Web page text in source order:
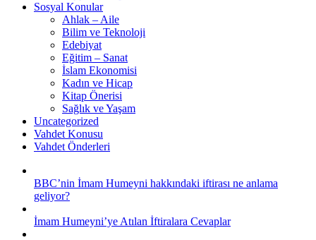
Sosyal Konular
Ahlak – Aile
Bilim ve Teknoloji
Edebiyat
Eğitim – Sanat
İslam Ekonomisi
Kadın ve Hicap
Kitap Önerisi
Sağlık ve Yaşam
Uncategorized
Vahdet Konusu
Vahdet Önderleri
BBC’nin İmam Humeyni hakkındaki iftirası ne anlama
geliyor?
İmam Humeyni’ye Atılan İftiralara Cevaplar